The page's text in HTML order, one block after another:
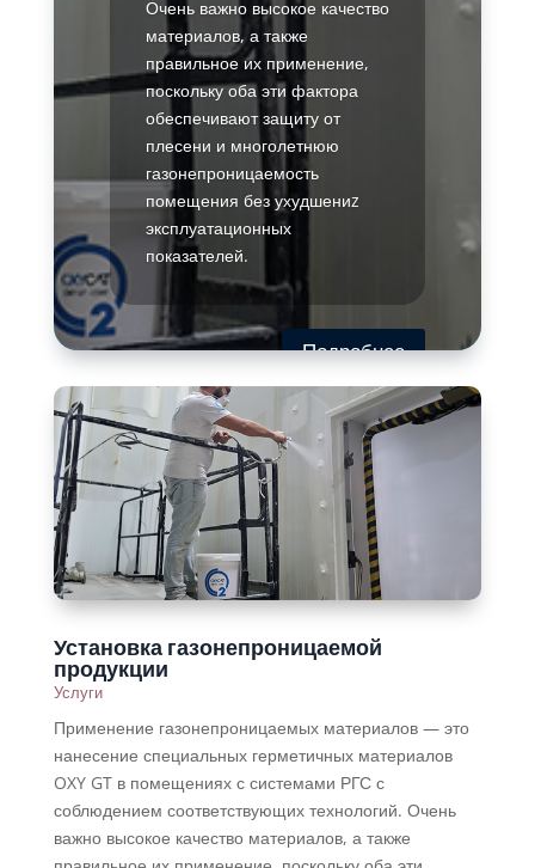
Очень важно высокое качество
материалов, а также
правильное их применение,
поскольку оба эти фактора
обеспечивают защиту от
плесени и многолетнюю
газонепроницаемость
помещения без ухудшениz
эксплуатационных
показателей.
Подробнее
Установка газонепроницаемой
продукции
Услуги
Применение газонепроницаемых материалов — это
нанесение специальных герметичных материалов
OXY GT в помещениях с системами РГС с
соблюдением соответствующих технологий. Очень
важно высокое качество материалов, а также